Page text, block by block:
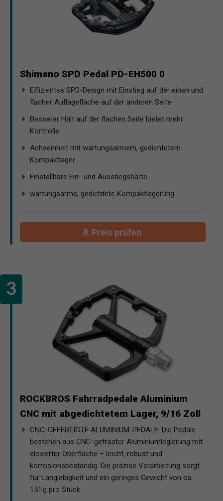
Shimano SPD Pedal PD-EH500 0
Effizientes SPD-Design mit Einstieg auf der einen und
flacher Auflagefläche auf der anderen Seite
Besserer Halt auf der flachen Seite bietet mehr
Kontrolle
Achseinheit mit wartungsarmem, gedichtetem
Kompaktlager
Einstellbare Ein- und Ausstiegshärte
wartungsarme, gedichtete Kompaktlagerung
Preis prüfen
ROCKBROS Fahrradpedale Aluminium
CNC mit abgedichtetem Lager, 9/16 Zoll
CNC-GEFERTIGTE ALUMINIUM-PEDALE: Die Pedale
bestehen aus CNC-gefräster Aluminiumlegierung mit
eloxierter Oberfläche – leicht, robust und
korrosionsbeständig. Die präzise Verarbeitung sorgt
für Langlebigkeit und ein geringes Gewicht von ca.
151 g pro Stück